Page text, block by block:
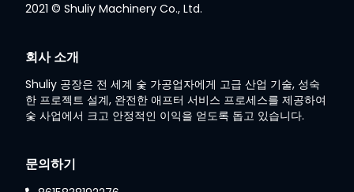
2021 © Shuliy Machinery Co., Ltd.
회사 소개
Shuliy 공장은 전 세계 숯 가공업자에게 고급 산업 기술, 성숙
한 프로젝트 설계, 완전한 애프터 서비스 프로세스를 제공하여
숯 사업에서 크고 안정적인 이익을 얻도록 돕고 있습니다.
문의하기
Wechat